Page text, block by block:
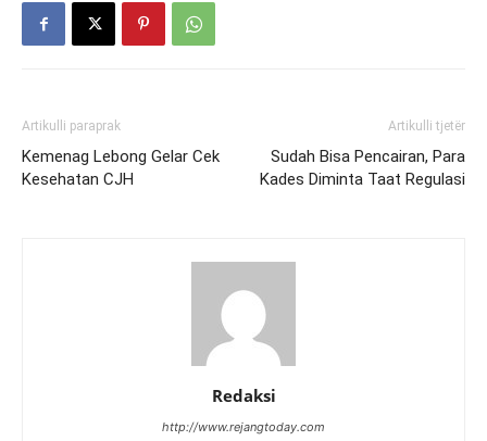
Artikulli paraprak
Kemenag Lebong Gelar Cek
Kesehatan CJH
Artikulli tjetër
Sudah Bisa Pencairan, Para
Kades Diminta Taat Regulasi
Redaksi
http://www.rejangtoday.com